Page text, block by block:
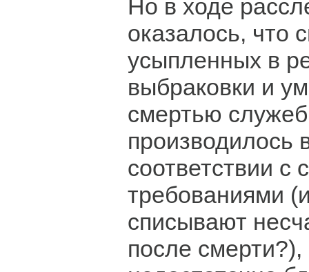
Но в ходе
оказалось, что
усыпленных в
выбраковки и
смертью
производилось
соответствии
требованиями
списывают
после